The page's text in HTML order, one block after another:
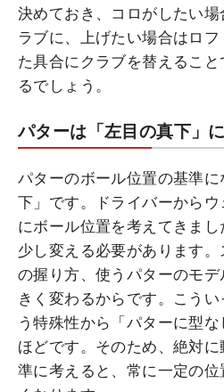
決めておき、コロがしたい
ラブに、上げたい場合はロ
た具合にクラブを替えるこ
るでしょう。
パターは「左目の真下」
パターのボール位置の基準
下」です。ドライバーから
にボール位置を考えてきま
少し変える必要があります
の握り方、使うパターのモ
きく変わるからです。こう
う特殊性から「パターに型
ほどです。そのため、絶対
準に考えると、常に一定の